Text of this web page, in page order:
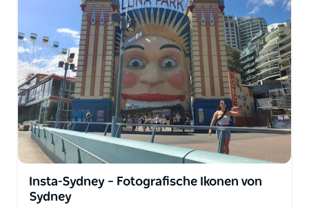
Wir sind stolz darauf, Teil der großartigsten Stadt
der Welt zu sein, denn wir kennen Sydney wie unsere
Westentasche und sind Teil eines Teams, das
einzigartige Erlebnisse in Sydney bietet. Wir haben
uns darauf spezialisiert, Menschen die wahren
Seiten der Stadt zu zeigen, und genau das liegt uns
am Herzen.
Unsere Philosophie lautet: „Besuchen Sie Sydney
nicht nur … erleben Sie es!“
Insta-Sydney – Fotografische Ikonen von
Sydney